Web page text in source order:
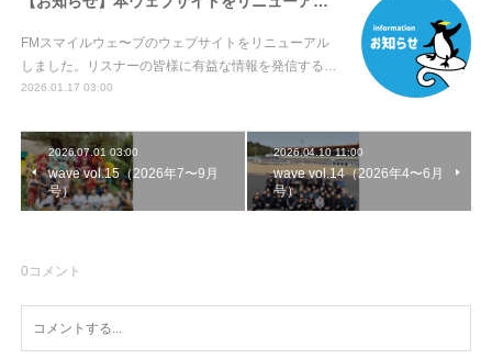
FMスマイルウェ〜ブのウェブサイトをリニューアル
しました。リスナーの皆様に有益な情報を発信する…
2026.01.17 03:00
2026.07.01 03:00
wave vol.15（2026年7〜9月
号）
2026.04.10 11:00
wave vol.14（2026年4〜6月
号）
0 コメント